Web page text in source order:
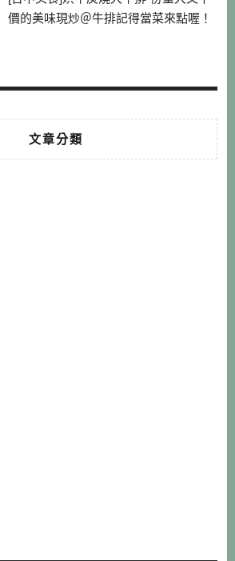
價的美味現炒＠牛排記得當菜來點喔！
文章分類